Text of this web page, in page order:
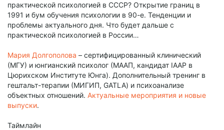
практической психологией в СССР? Открытие границ в
1991 и бум обучения психологии в 90-е. Тенденции и
проблемы актуального дня. Что будет дальше с
практической психологией в России…
Мария Долгополова – сертифицированный клинический
(МГУ) и юнгианский психолог (МААП, кандидат IAAP в
Цюрихском Институте Юнга). Дополнительный тренинг в
гештальт-терапии (МИГИП, GATLA) и психоанализе
объектных отношений. Актуальные мероприятия и новые
выпуски.
Таймлайн